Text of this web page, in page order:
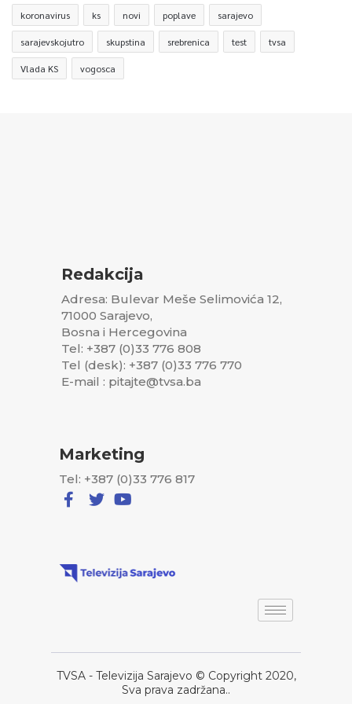
koronavirus ks novi poplave sarajevo
sarajevskojutro skupstina srebrenica test tvsa
Vlada KS vogosca
Redakcija
Adresa: Bulevar Meše Selimovića 12,
71000 Sarajevo,
Bosna i Hercegovina
Tel: +387 (0)33 776 808
Tel (desk): +387 (0)33 776 770
E-mail : pitajte@tvsa.ba
Marketing
Tel: +387 (0)33 776 817
TVSA - Televizija Sarajevo © Copyright 2020,
Sva prava zadržana..